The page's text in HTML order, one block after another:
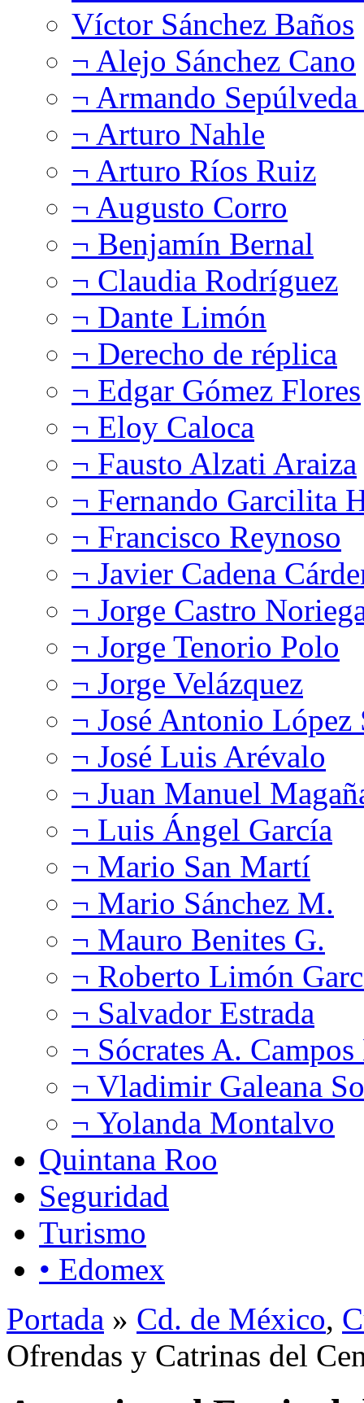
Víctor Sánchez Baños
¬ Alejo Sánchez Cano
¬ Armando
¬ Arturo Nahle
¬ Arturo Ríos Ruiz
¬ Augusto Corro
¬ Benjamín Bernal
¬ Claudia Rodríguez
¬ Dante Limón
¬ Derecho de réplica
¬ Edgar Gómez Flores
¬ Eloy Caloca
¬ Fausto Alzati Araiza
¬ Fernando Garcilita
¬ Francisco Reynoso
¬ Javier Cadena
¬ Jorge Castro
¬ Jorge Tenorio Polo
¬ Jorge Velázquez
¬ José Antonio López
¬ José Luis Arévalo
¬ Juan Manuel
¬ Luis Ángel García
¬ Mario San Martí
¬ Mario Sánchez M.
¬ Mauro Benites G.
¬ Roberto Limón
¬ Salvador Estrada
¬ Sócrates A.
¬ Vladimir Galeana
¬ Yolanda Montalvo
Quintana Roo
Seguridad
Turismo
• Edomex
Portada » Cd. de México,
Ofrendas y Catrinas del